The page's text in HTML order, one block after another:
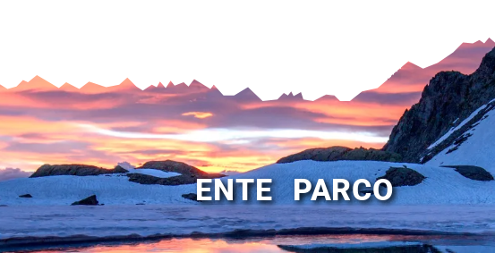
ENTE PARCO